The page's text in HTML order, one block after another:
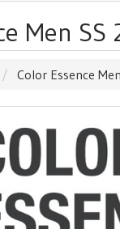
Men
Color Essence